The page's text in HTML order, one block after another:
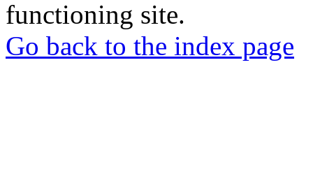
functioning site.
Go back to the index page